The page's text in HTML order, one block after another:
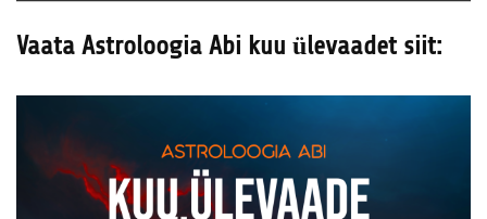
Vaata Astroloogia Abi kuu ülevaadet siit: